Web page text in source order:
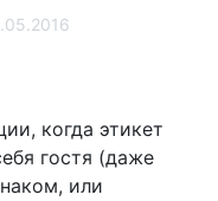
когда этикет
гостя (даже
или